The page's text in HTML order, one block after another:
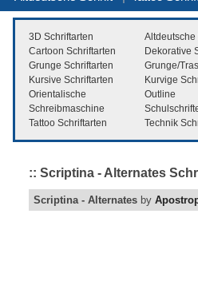
3D Schriftarten Altdeutsche
Cartoon Schriftarten
Dekorative
Grunge Schriftarten
Grunge/
Kursive Schriftarten
Kurvige
Orientalische
Outline
Schreibmaschine
Tattoo Schriftarten
Technik
:: Scriptina - Alternates
Scriptina - Alternates by